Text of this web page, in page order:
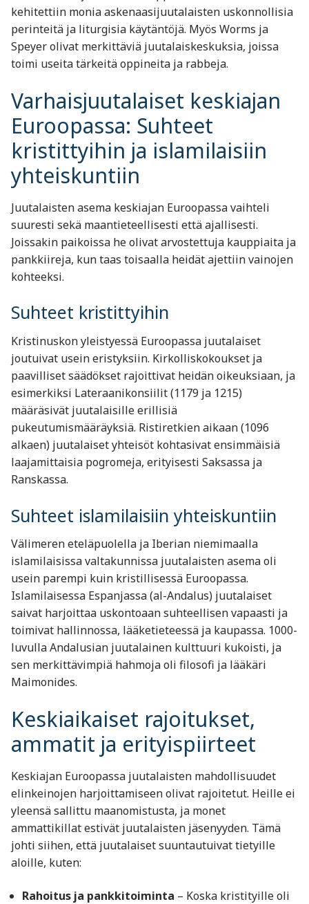
kehitettiin monia askenaasijuutalaisten uskonnollisia
perinteitä ja liturgisia käytäntöjä. Myös Worms ja
Speyer olivat merkittäviä juutalaiskeskuksia, joissa
toimi useita tärkeitä oppineita ja rabbeja.
Varhaisjuutalaiset keskiajan
Euroopassa: Suhteet
kristittyihin ja islamilaisiin
yhteiskuntiin
Juutalaisten asema keskiajan Euroopassa vaihteli
suuresti sekä maantieteellisesti että ajallisesti.
Joissakin paikoissa he olivat arvostettuja kauppiaita ja
pankkiireja, kun taas toisaalla heidät ajettiin vainojen
kohteeksi.
Suhteet kristittyihin
Kristinuskon yleistyessä Euroopassa juutalaiset
joutuivat usein eristyksiin. Kirkolliskokoukset ja
paavilliset säädökset rajoittivat heidän oikeuksiaan, ja
esimerkiksi Lateraanikonsiilit (1179 ja 1215)
määräsivät juutalaisille erillisiä
pukeutumismääräyksiä. Ristiretkien aikaan (1096
alkaen) juutalaiset yhteisöt kohtasivat ensimmäisiä
laajamittaisia pogromeja, erityisesti Saksassa ja
Ranskassa.
Suhteet islamilaisiin yhteiskuntiin
Välimeren eteläpuolella ja Iberian niemimaalla
islamilaisissa valtakunnissa juutalaisten asema oli
usein parempi kuin kristillisessä Euroopassa.
Islamilaisessa Espanjassa (al-Andalus) juutalaiset
saivat harjoittaa uskontoaan suhteellisen vapaasti ja
toimivat hallinnossa, lääketieteessä ja kaupassa. 1000-
luvulla Andalusian juutalainen kulttuuri kukoisti, ja
sen merkittävimpiä hahmoja oli filosofi ja lääkäri
Maimonides.
Keskiaikaiset rajoitukset,
ammatit ja erityispiirteet
Keskiajan Euroopassa juutalaisten mahdollisuudet
elinkeinojen harjoittamiseen olivat rajoitetut. Heille ei
yleensä sallittu maanomistusta, ja monet
ammattikillat estivät juutalaisten jäsenyyden. Tämä
johti siihen, että juutalaiset suuntautuivat tietyille
aloille, kuten:
Rahoitus ja pankkitoiminta – Koska kristityille oli